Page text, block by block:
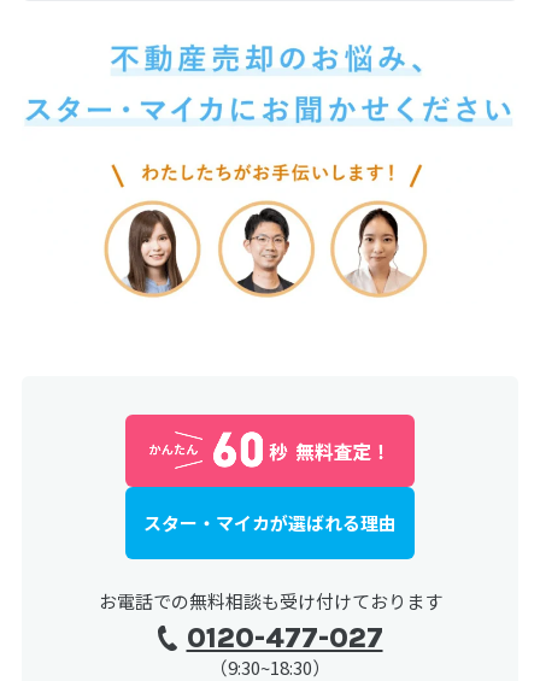
スター・マイカが選ばれる理由
お電話での無料相談も受け付けております
0120-477-027
（9:30~18:30）